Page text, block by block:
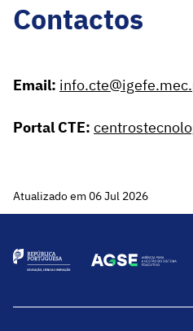
Contactos
Email:
Portal CTE:
Atualizado em 06 Jul 2026